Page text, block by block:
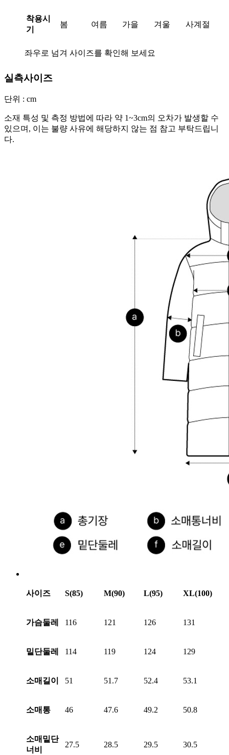
착용시
기
봄 여름 가을 겨울 사계절
좌우로 넘겨 사이즈를 확인해 보세요
실측사이즈
단위 : cm
소재 특성 및 측정 방법에 따라 약 1~3cm의 오차가 발생할 수
있으며, 이는 불량 사유에 해당하지 않는 점 참고 부탁드립니
다.
사이즈 S(85) M(90) L(95) XL(100)
가슴둘레 116 121 126 131
밑단둘레 114 119 124 129
소매길이 51 51.7 52.4 53.1
소매통 46 47.6 49.2 50.8
소매밑단
너비
27.5 28.5 29.5 30.5